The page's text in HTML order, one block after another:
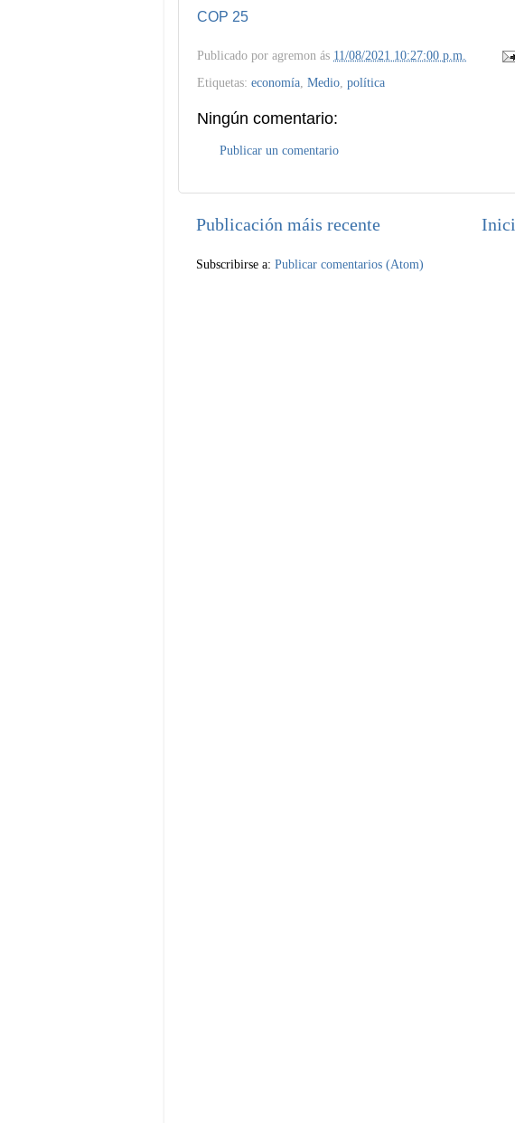
COP 25
Publicado por agremon ás 11/08/2021 10:27:00 p.m.
Etiquetas: economía Medio política
Ningún comentario:
Publicar un comentario
Publicación máis recente
Subscribirse a: Publicar comentarios (Atom)